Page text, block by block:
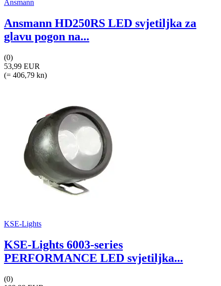
Ansmann
Ansmann HD250RS LED svjetiljka za
glavu pogon na...
(0)
53,99 EUR
(= 406,79 kn)
KSE-Lights
KSE-Lights 6003-series
PERFORMANCE LED svjetiljka...
(0)